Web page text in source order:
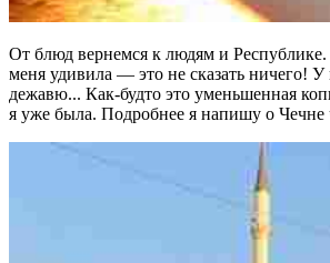
От блюд вернемся к людям и Республике.
меня удивила — это не сказать ничего! У
дежавю... Как-будто это уменьшенная
я уже была. Подробнее я напишу о Чечне